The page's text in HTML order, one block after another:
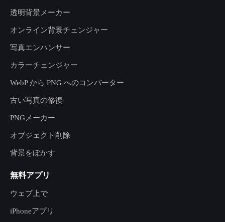
透明背景メーカー
オンライン背景チェンジャー
写真エンハンサー
カラーチェンジャー
WebP から PNG へのコンバーター
古い写真の修復
PNGメーカー
オブジェクト削除
背景をぼかす
無料アプリ
ウェブ上で
iPhoneアプリ